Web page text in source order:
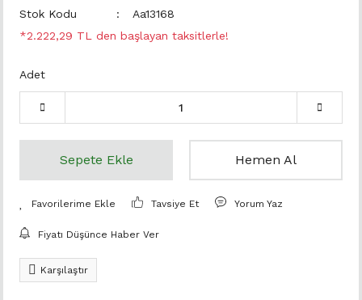
Stok Kodu
Aa13168
*2.222,29 TL den başlayan taksitlerle!
Adet
Sepete Ekle Hemen Al
Tavsiye Et Yorum Yaz
Fiyatı Düşünce Haber Ver
Karşılaştır